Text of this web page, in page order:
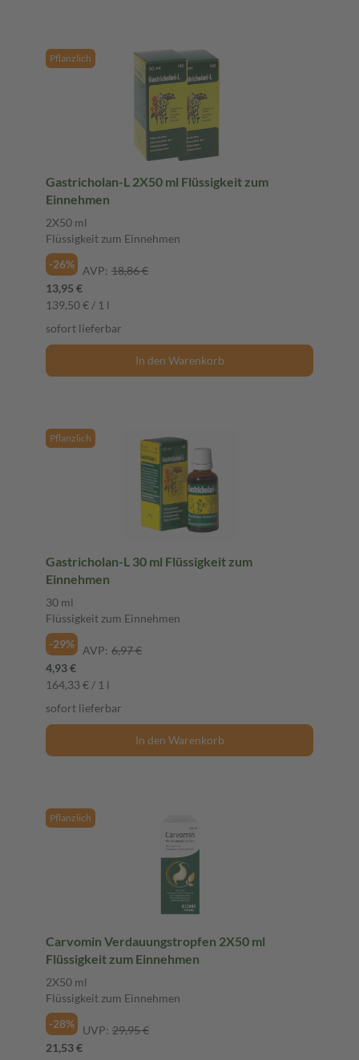
Pflanzlich
Gastricholan-L 2X50 ml Flüssigkeit zum
Einnehmen
2X50 ml
Flüssigkeit zum Einnehmen
-26%
AVP: 18,86 €
13,95 €
139,50 € / 1 l
sofort lieferbar
In den Warenkorb
Pflanzlich
Gastricholan-L 30 ml Flüssigkeit zum
Einnehmen
30 ml
Flüssigkeit zum Einnehmen
-29%
AVP: 6,97 €
4,93 €
164,33 € / 1 l
sofort lieferbar
In den Warenkorb
Pflanzlich
Carvomin Verdauungstropfen 2X50 ml
Flüssigkeit zum Einnehmen
2X50 ml
Flüssigkeit zum Einnehmen
-28%
UVP: 29,95 €
21,53 €